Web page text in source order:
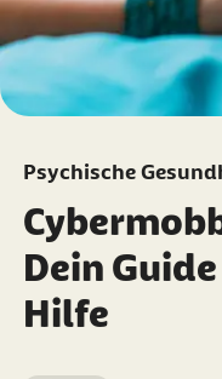
Psychische
Dein
Hilfe